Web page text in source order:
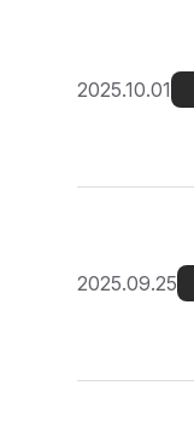
2025.10.01
2025.09.25